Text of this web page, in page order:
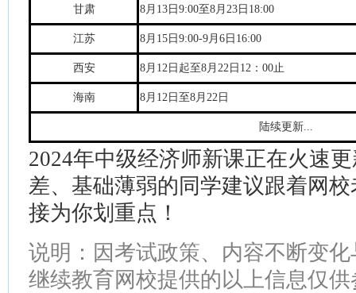
甘肃 8月13日9:00至8月23日18:00
江苏 8月15日9:00-9月6日16:00
西安 8月12日起至8月22日12：00止
海南 8月12日至8月22日
陆续更新...
2024年中级经济师新课正在火速
差、基础薄弱的同学建议跟着网
接为你划重点！
说明：因考试政策、内容不断变
继续教育网校提供的以上信息仅